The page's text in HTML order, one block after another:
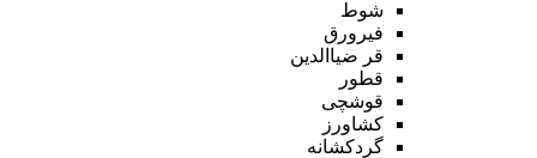
شوط
فیرورق
قر ضیاالدین
قطور
قوشچی
کشاورز
گردکشانه